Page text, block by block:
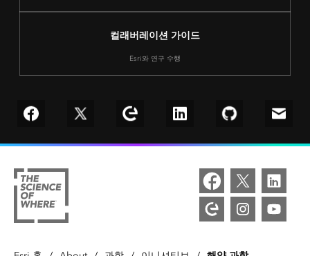
컬래버레이션 가이드
Esri와 연구 수행
Follow us on Facebook
Follow us on TwitterExplore our Esri Community
Connect with us on LinkedIn
Follow us onEmail